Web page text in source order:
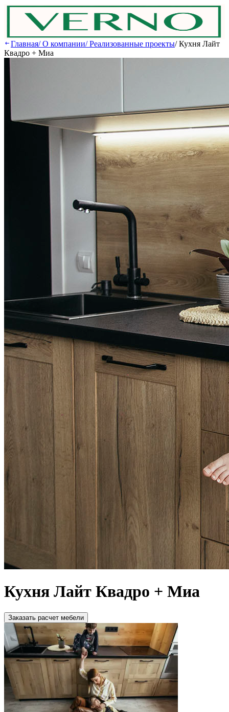
Главная/О компании/Реализованные проекты/Кухня Лайт
Квадро + Миа
Кухня Лайт Квадро + Миа
Зaкaзaть расчет мебели